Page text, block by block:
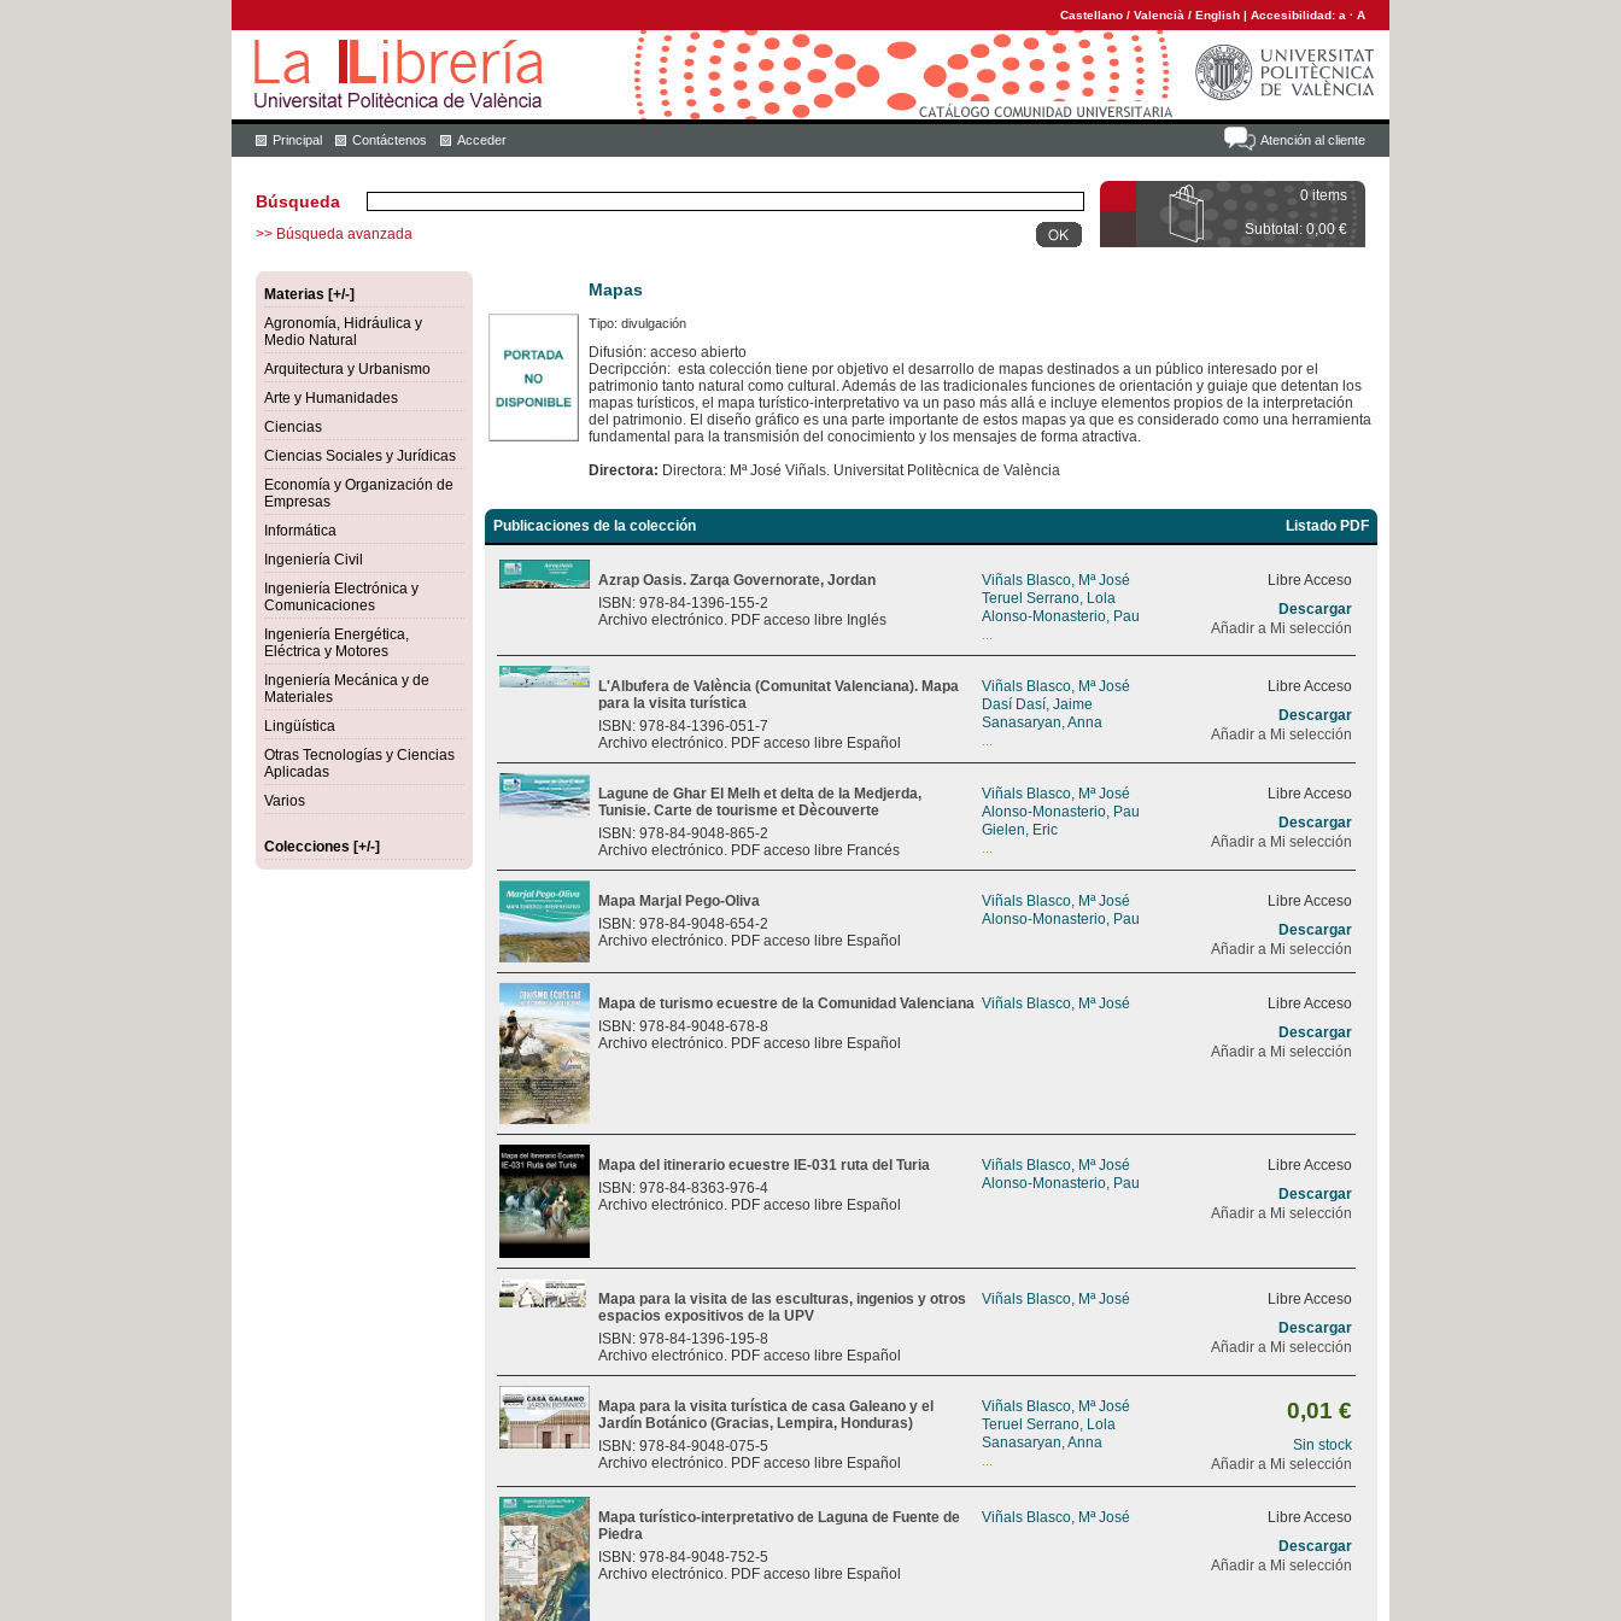
Castellano / Valencià / English | Accesibilidad: a · A
Atención al cliente
Principal Contáctenos Acceder
0 items
Subtotal: 0,00 €
Búsqueda
>> Búsqueda avanzada
Materias [+/-]
Agronomía, Hidráulica y
Medio Natural
Arquitectura y Urbanismo
Arte y Humanidades
Ciencias
Ciencias Sociales y Jurídicas
Economía y Organización de
Empresas
Informática
Ingeniería Civil
Ingeniería Electrónica y
Comunicaciones
Ingeniería Energética,
Eléctrica y Motores
Ingeniería Mecánica y de
Materiales
Lingüística
Otras Tecnologías y Ciencias
Aplicadas
Varios
Colecciones [+/-]
Mapas
Tipo: divulgación
Difusión: acceso abierto
Decripcción: esta colección tiene por objetivo el desarrollo de mapas destinados a un público interesado por el
patrimonio tanto natural como cultural. Además de las tradicionales funciones de orientación y guiaje que detentan los
mapas turísticos, el mapa turístico-interpretativo va un paso más allá e incluye elementos propios de la interpretación
del patrimonio. El diseño gráfico es una parte importante de estos mapas ya que es considerado como una herramienta
fundamental para la transmisión del conocimiento y los mensajes de forma atractiva.
Directora: Directora: Mª José Viñals. Universitat Politècnica de València
Publicaciones de la colección Listado PDF
Azrap Oasis. Zarqa Governorate, Jordan
ISBN: 978-84-1396-155-2
Archivo electrónico. PDF acceso libre Inglés
Viñals Blasco, Mª José
Teruel Serrano, Lola
Alonso-Monasterio, Pau
...
Libre Acceso
Descargar
Añadir a Mi selección
L'Albufera de València (Comunitat Valenciana). Mapa
para la visita turística
ISBN: 978-84-1396-051-7
Archivo electrónico. PDF acceso libre Español
Viñals Blasco, Mª José
Dasí Dasí, Jaime
Sanasaryan, Anna
...
Libre Acceso
Descargar
Añadir a Mi selección
Lagune de Ghar El Melh et delta de la Medjerda,
Tunisie. Carte de tourisme et Dècouverte
ISBN: 978-84-9048-865-2
Archivo electrónico. PDF acceso libre Francés
Viñals Blasco, Mª José
Alonso-Monasterio, Pau
Gielen, Eric
...
Libre Acceso
Descargar
Añadir a Mi selección
Mapa Marjal Pego-Oliva
ISBN: 978-84-9048-654-2
Archivo electrónico. PDF acceso libre Español
Viñals Blasco, Mª José
Alonso-Monasterio, Pau
Libre Acceso
Descargar
Añadir a Mi selección
Mapa de turismo ecuestre de la Comunidad Valenciana
ISBN: 978-84-9048-678-8
Archivo electrónico. PDF acceso libre Español
Viñals Blasco, Mª José
Libre Acceso
Descargar
Añadir a Mi selección
Mapa del itinerario ecuestre IE-031 ruta del Turia
ISBN: 978-84-8363-976-4
Archivo electrónico. PDF acceso libre Español
Viñals Blasco, Mª José
Alonso-Monasterio, Pau
Libre Acceso
Descargar
Añadir a Mi selección
Mapa para la visita de las esculturas, ingenios y otros
espacios expositivos de la UPV
ISBN: 978-84-1396-195-8
Archivo electrónico. PDF acceso libre Español
Viñals Blasco, Mª José
Libre Acceso
Descargar
Añadir a Mi selección
Mapa para la visita turística de casa Galeano y el
Jardín Botánico (Gracias, Lempira, Honduras)
ISBN: 978-84-9048-075-5
Archivo electrónico. PDF acceso libre Español
Viñals Blasco, Mª José
Teruel Serrano, Lola
Sanasaryan, Anna
...
0,01 €
Sin stock
Añadir a Mi selección
Mapa turístico-interpretativo de Laguna de Fuente de
Piedra
ISBN: 978-84-9048-752-5
Archivo electrónico. PDF acceso libre Español
Viñals Blasco, Mª José
Libre Acceso
Descargar
Añadir a Mi selección